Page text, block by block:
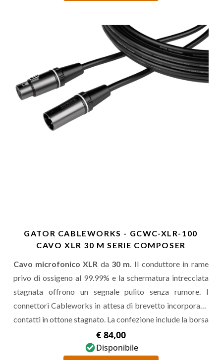
GATOR CABLEWORKS - GCWC-XLR-100
CAVO XLR 30 M SERIE COMPOSER
Cavo microfonico XLR da 30 m. Il conduttore in rame
privo di ossigeno al 99.99% e la schermatura intrecciata
stagnata offrono un segnale pulito senza rumore. I
connettori Cableworks in attesa di brevetto incorporano
contatti in ottone stagnato. La confezione include la borsa
per il trasporto e le fascette in velcro.
€ 84,00
Disponibile